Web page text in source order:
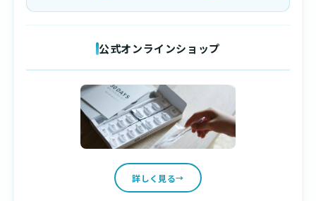
公式オンラインショップ
詳しく見る